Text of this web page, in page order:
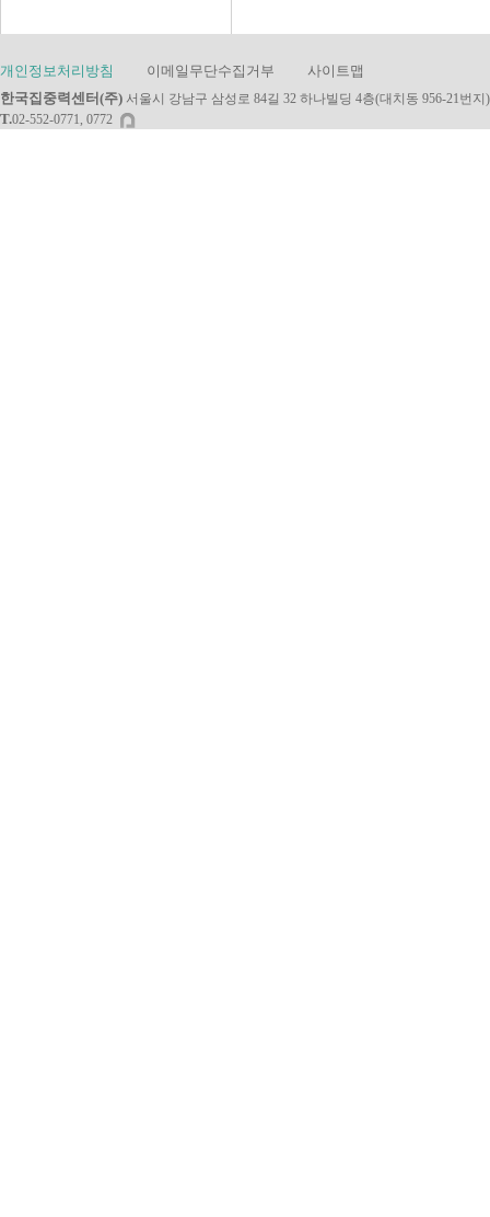
개인정보처리방침 이메일무단수집거부
사이트맵
한국집중력센터(주) 서울시 강남구 삼성로 84길 32 하나빌딩 4층(대치동 956-21번지)
T.02-552-0771, 0772